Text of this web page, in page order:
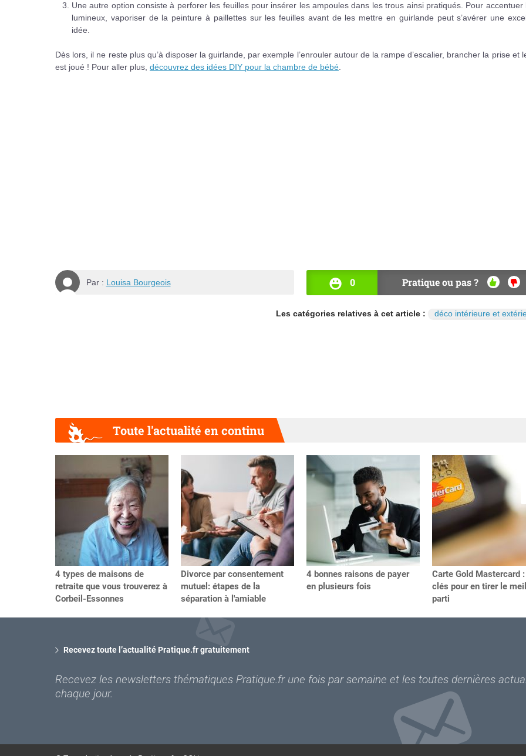
Une autre option consiste à perforer les feuilles pour insérer les ampoules dans les trous ainsi pratiqués. Pour accentuer
lumineux, vaporiser de la peinture à paillettes sur les feuilles avant de les mettre en guirlande peut s’avérer une
idée.
Dès lors, il ne reste plus qu’à disposer la guirlande, par exemple l’enrouler autour de la rampe d’escalier, brancher la prise et
est joué ! Pour aller plus, découvrez des idées DIY pour la chambre de bébé
Par : Louisa Bourgeois 0 Pratique ou pas ?
OUI NON
Les catégories relatives à cet article : déco intérieure et
Toute l'actualité en continu
4 types de maisons de
retraite que vous trouverez à
Corbeil-Essonnes
Divorce par consentement
mutuel: étapes de la
séparation à l'amiable
4 bonnes raisons de payer
en plusieurs fois
Carte Gold Mastercard
clés pour en tirer le
parti
Recevez toute l’actualité Pratique.fr gratuitement
Recevez les newsletters thématiques Pratique.fr une fois par semaine et les toutes dernières
chaque jour.